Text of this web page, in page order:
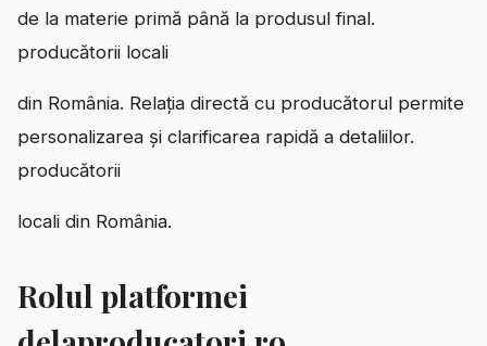
de la materie primă până la produsul final.
producătorii locali
din România. Relația directă cu producătorul permite
personalizarea și clarificarea rapidă a detaliilor.
producătorii
locali din România.
Rolul platformei